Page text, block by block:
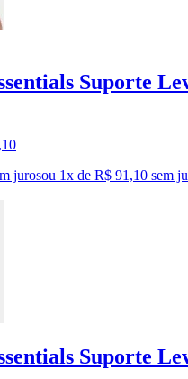
Suporte
,10
jurosou 1x de R$ 91,10 sem
Suporte